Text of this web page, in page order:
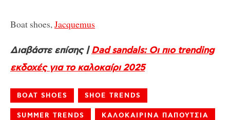
Boat shoes,Jacquemus
Διαβάστε επίσης |Dad sandals: Οι πιο trending
εκδοχές για το καλοκαίρι 2025
BOAT SHOES SHOE TRENDS
SUMMER TRENDS ΚΑΛΟΚΑΙΡΙΝΑ ΠΑΠΟΥΤΣΙΑ